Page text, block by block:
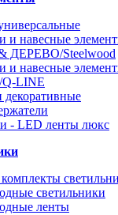
и навесные
ДЕРЕВО/Steelwood
и навесные
LINE
светильники
ленты